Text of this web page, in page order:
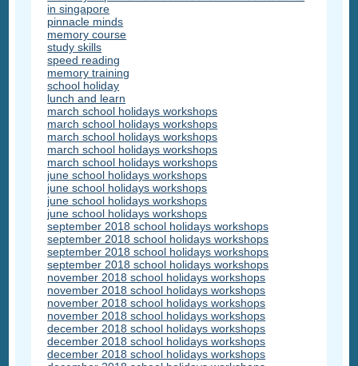
in singapore
pinnacle minds
memory course
study skills
speed reading
memory training
school holiday
lunch and learn
march school holidays workshops
march school holidays workshops
march school holidays workshops
march school holidays workshops
march school holidays workshops
june school holidays workshops
june school holidays workshops
june school holidays workshops
june school holidays workshops
september 2018 school holidays workshops
september 2018 school holidays workshops
september 2018 school holidays workshops
september 2018 school holidays workshops
november 2018 school holidays workshops
november 2018 school holidays workshops
november 2018 school holidays workshops
november 2018 school holidays workshops
december 2018 school holidays workshops
december 2018 school holidays workshops
december 2018 school holidays workshops